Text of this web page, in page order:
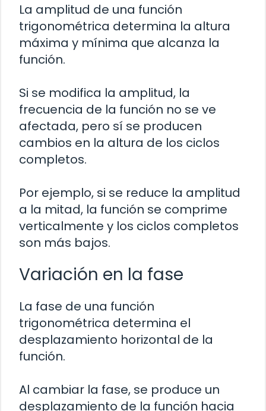
La amplitud de una función
trigonométrica determina la altura
máxima y mínima que alcanza la
función.
Si se modifica la amplitud, la
frecuencia de la función no se ve
afectada, pero sí se producen
cambios en la altura de los ciclos
completos.
Por ejemplo, si se reduce la amplitud
a la mitad, la función se comprime
verticalmente y los ciclos completos
son más bajos.
Variación en la fase
La fase de una función
trigonométrica determina el
desplazamiento horizontal de la
función.
Al cambiar la fase, se produce un
desplazamiento de la función hacia